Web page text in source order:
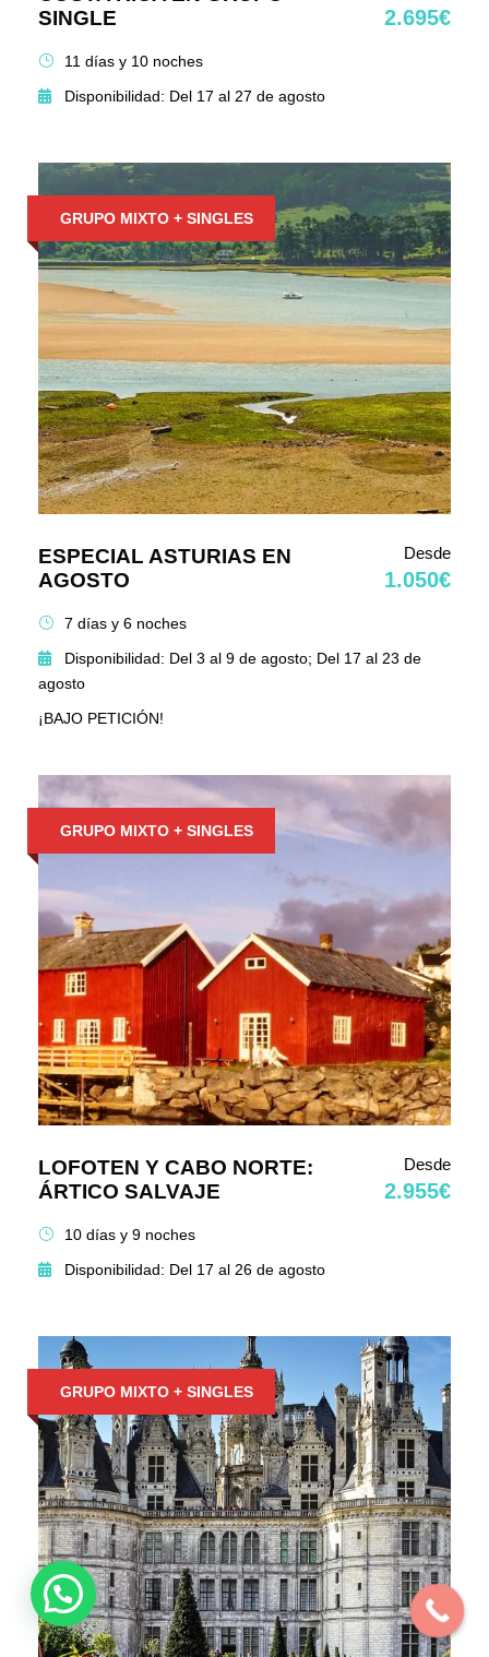
SINGLE
2.695€
11 días y 10 noches
Disponibilidad: Del 17 al 27 de agosto
GRUPO MIXTO + SINGLES
ESPECIAL ASTURIAS EN
AGOSTO
Desde
1.050€
7 días y 6 noches
Disponibilidad: Del 3 al 9 de agosto; Del 17 al 23 de
agosto
¡BAJO PETICIÓN!
GRUPO MIXTO + SINGLES
LOFOTEN Y CABO NORTE:
ÁRTICO SALVAJE
Desde
2.955€
10 días y 9 noches
Disponibilidad: Del 17 al 26 de agosto
GRUPO MIXTO + SINGLES